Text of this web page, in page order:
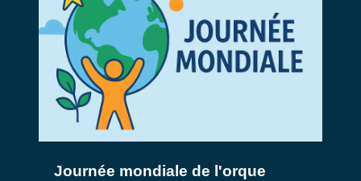
Journée mondiale de l'orque